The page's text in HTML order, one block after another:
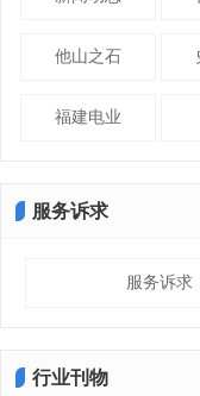
他山之石
福建电业
服务诉求
服务诉求
行业刊物